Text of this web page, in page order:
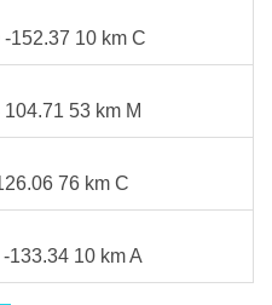
152.37 10 km C
53 km M
76 km C
133.34 10 km A